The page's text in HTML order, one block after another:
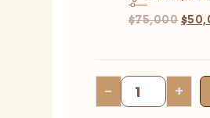
$75,000 $
- +